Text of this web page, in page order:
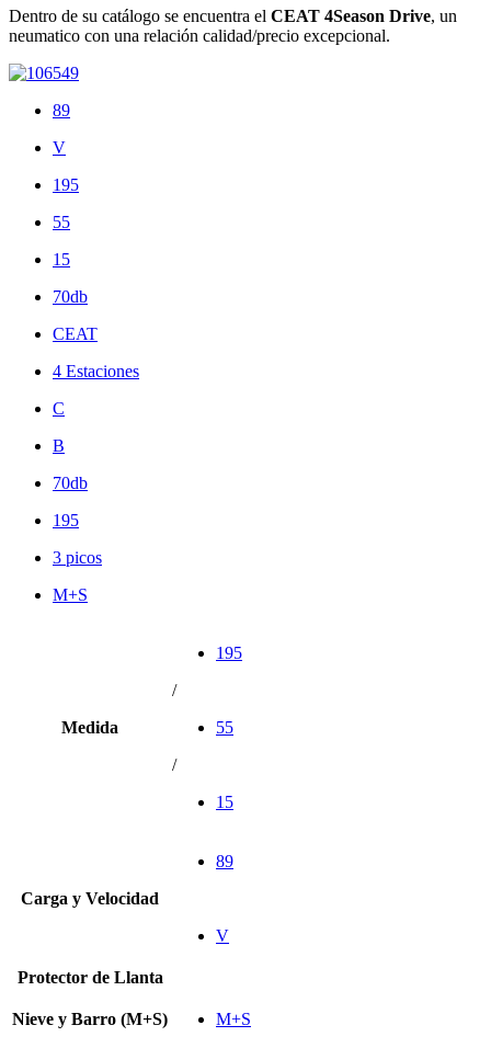
Dentro de su catálogo se encuentra el CEAT 4Season Drive, un
neumatico con una relación calidad/precio excepcional.
89
V
195
55
15
70db
CEAT
4 Estaciones
C
B
70db
195
3 picos
M+S
Medida
195
/
55
/
15
Carga y Velocidad
89
V
Protector de Llanta
Nieve y Barro (M+S) M+S